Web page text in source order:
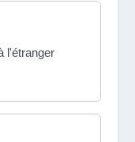
l'étranger